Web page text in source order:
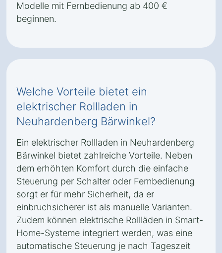
Modelle mit Fernbedienung ab 400 €
beginnen.
Welche Vorteile bietet ein
elektrischer Rollladen in
Neuhardenberg Bärwinkel?
Ein elektrischer Rollladen in Neuhardenberg
Bärwinkel bietet zahlreiche Vorteile. Neben
dem erhöhten Komfort durch die einfache
Steuerung per Schalter oder Fernbedienung
sorgt er für mehr Sicherheit, da er
einbruchsicherer ist als manuelle Varianten.
Zudem können elektrische Rollläden in Smart-
Home-Systeme integriert werden, was eine
automatische Steuerung je nach Tageszeit